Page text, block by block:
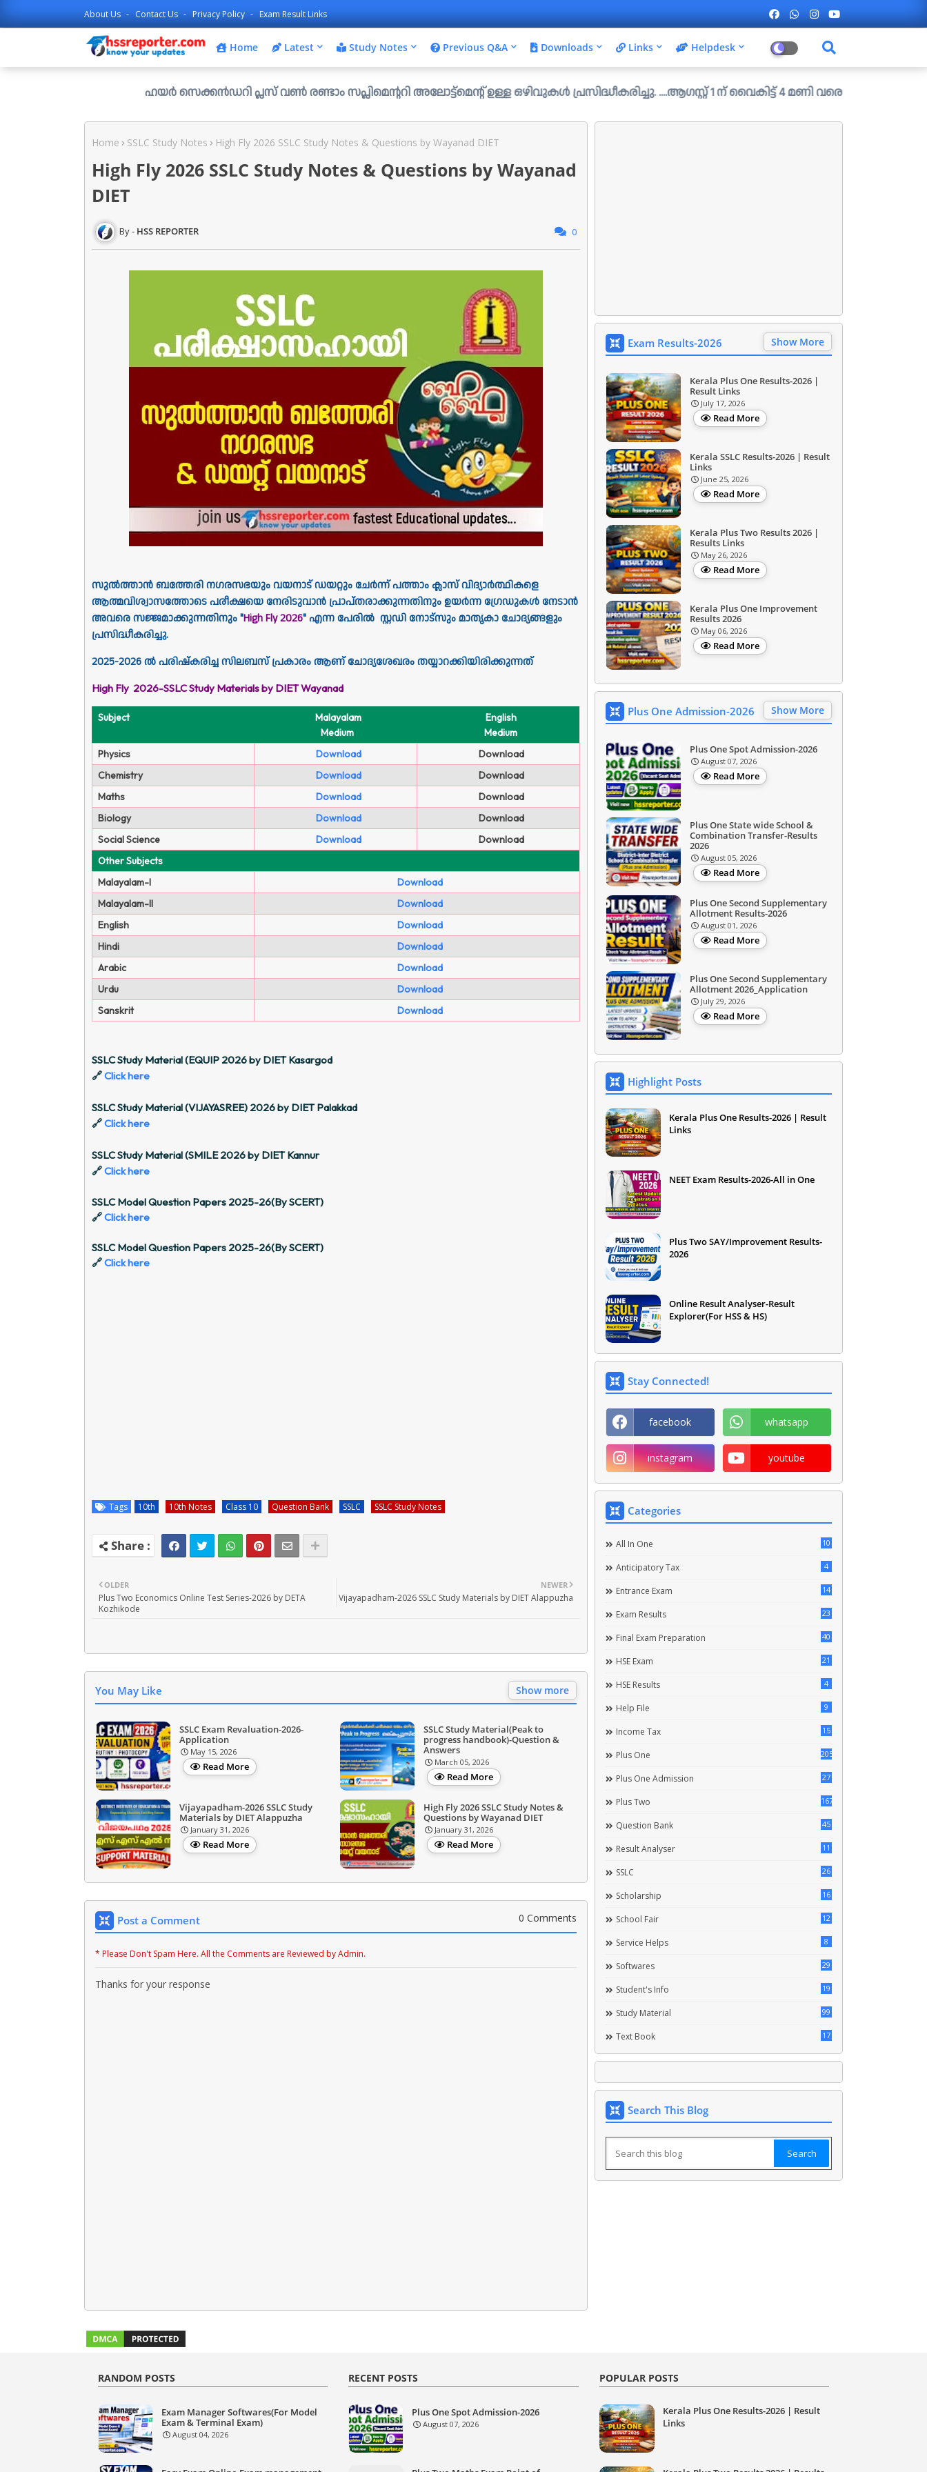
About Us Contact Us Privacy Policy Exam Result Links
Home Latest Study Notes Previous Q&A Downloads Links Helpdesk
ഹയർ സെക്കൻഡറി പ്ലസ് വൺ രണ്ടാം സപ്ലിമെന്ററി അലോട്ട്മെന്റ് ഉള്ള ഒഴിവുകൾ പ്രസിദ്ധീകരിച്ചു. ....ആഗസ്റ്റ് 1 ന് വൈകിട്ട് 4 മണി വരെ അപേക്ഷിക്കാം....
Home SSLC Study Notes High Fly 2026 SSLC Study Notes & Questions by Wayanad DIET
High Fly 2026 SSLC Study Notes & Questions by Wayanad
DIET
HSS REPORTER 0
സുൽത്താൻ ബത്തേരി നഗരസഭയും വയനാട് ഡയറ്റും ചേർന്ന് പത്താം ക്ലാസ് വിദ്യാർത്ഥികളെ
ആത്മവിശ്വാസത്തോടെ പരീക്ഷയെ നേരിടുവാൻ പ്രാപ്തരാക്കുന്നതിനും ഉയർന്ന ഗ്രേഡുകൾ നേടാൻ
അവരെ സജ്ജമാക്കുന്നതിനും "High Fly2026" എന്ന പേരിൽ സ്റ്റഡി നോട്സും മാതൃകാ ചോദ്യങ്ങളും
പ്രസിദ്ധീകരിച്ചു.
2025-2026 ൽ പരിഷ്‌കരിച്ച സിലബസ് പ്രകാരം ആണ് ചോദ്യശേഖരം തയ്യാറക്കിയിരിക്കുന്നത്
High Fly 2026-SSLC Study Materials by DIET Wayanad
Subject
Malayalam
Medium
English
Medium
Physics
Download
Download
Chemistry
Download
Download
Maths
Download
Download
Biology
Download
Download
Social Science
Download
Download
Other Subjects
Malayalam-I
Download
Malayalam-II
Download
English
Download
Hindi
Download
Arabic
Download
Urdu
Download
Sanskrit
Download
SSLC Study Material (EQUIP 2026 by DIET Kasargod
🔗Click here
SSLC Study Material (VIJAYASREE) 2026 by DIET Palakkad
🔗Click here
SSLC Study Material (SMILE 2026 by DIET Kannur
🔗Click here
SSLC Model Question Papers 2025-26(By SCERT)
🔗Click here
SSLC Model Question Papers 2025-26(By SCERT)
🔗Click here
Tags 10th 10th Notes Class 10 Question Bank SSLC SSLC Study Notes
NEWER
Vijayapadham-2026 SSLC Study Materials by DIET Alappuzha
OLDER
Plus Two Economics Online Test Series-2026 by DETA
Kozhikode
You May Like Show more
SSLC Exam Revaluation-2026-
Application
May 15, 2026
Read More
SSLC Study Material(Peak to
progress handbook)-Question &
Answers
March 05, 2026
Read More
Vijayapadham-2026 SSLC Study
Materials by DIET Alappuzha
January 31, 2026
Read More
High Fly 2026 SSLC Study Notes &
Questions by Wayanad DIET
January 31, 2026
Read More
Post a Comment 0 Comments
* Please Don't Spam Here. All the Comments are Reviewed by Admin.
Thanks for your response
Exam Results-2026 Show More
Kerala Plus One Results-2026 |
Result Links
July 17, 2026
Read More
Kerala SSLC Results-2026 | Result
Links
June 25, 2026
Read More
Kerala Plus Two Results 2026 |
Results Links
May 26, 2026
Read More
Kerala Plus One Improvement
Results 2026
May 06, 2026
Read More
Plus One Admission-2026 Show More
Plus One Spot Admission-2026
August 07, 2026
Read More
Plus One State wide School &
Combination Transfer-Results
2026
August 05, 2026
Read More
Plus One Second Supplementary
Allotment Results-2026
August 01, 2026
Read More
Plus One Second Supplementary
Allotment 2026_Application
July 29, 2026
Read More
Highlight Posts
Kerala Plus One Results-2026 | Result
Links
NEET Exam Results-2026-All in One
Plus Two SAY/Improvement Results-
2026
Online Result Analyser-Result
Explorer(For HSS & HS)
Stay Connected!
facebook whatsapp
instagram youtube
Categories
All In One 10
Anticipatory Tax 4
Entrance Exam 14
Exam Results 23
Final Exam Preparation 40
HSE Exam 21
HSE Results 4
Help File 9
Income Tax 15
Plus One 205
Plus One Admission 27
Plus Two 167
Question Bank 45
Result Analyser 11
SSLC 26
Scholarship 16
School Fair 12
Service Helps 8
Softwares 29
Student's Info 19
Study Material 99
Text Book 17
Search This Blog
RANDOM POSTS
Exam Manager Softwares(For Model
Exam & Terminal Exam)
August 04, 2026
RECENT POSTS
Plus One Spot Admission-2026
August 07, 2026
POPULAR POSTS
Kerala Plus One Results-2026 | Result
Links